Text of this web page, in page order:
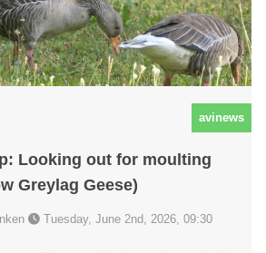
avinews
Looking out for moulting
Greylag Geese)
Tuesday, June 2nd, 2026, 09:30